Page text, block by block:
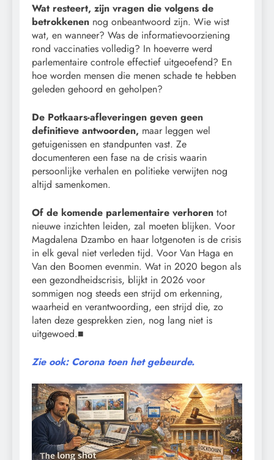
Wat resteert, zijn vragen die volgens de
betrokkenen nog onbeantwoord zijn. Wie wist
wat, en wanneer? Was de informatievoorziening
rond vaccinaties volledig? In hoeverre werd
parlementaire controle effectief uitgeoefend? En
hoe worden mensen die menen schade te hebben
geleden gehoord en geholpen?
De Potkaars-afleveringen geven geen
definitieve antwoorden, maar leggen wel
getuigenissen en standpunten vast. Ze
documenteren een fase na de crisis waarin
persoonlijke verhalen en politieke verwijten nog
altijd samenkomen.
Of de komende parlementaire verhoren tot
nieuwe inzichten leiden, zal moeten blijken. Voor
Magdalena Dzambo en haar lotgenoten is de crisis
in elk geval niet verleden tijd. Voor Van Haga en
Van den Boomen evenmin. Wat in 2020 begon als
een gezondheidscrisis, blijkt in 2026 voor
sommigen nog steeds een strijd om erkenning,
waarheid en verantwoording, een strijd die, zo
laten deze gesprekken zien, nog lang niet is
uitgewoed.■
Zie ook: Corona toen het gebeurde.